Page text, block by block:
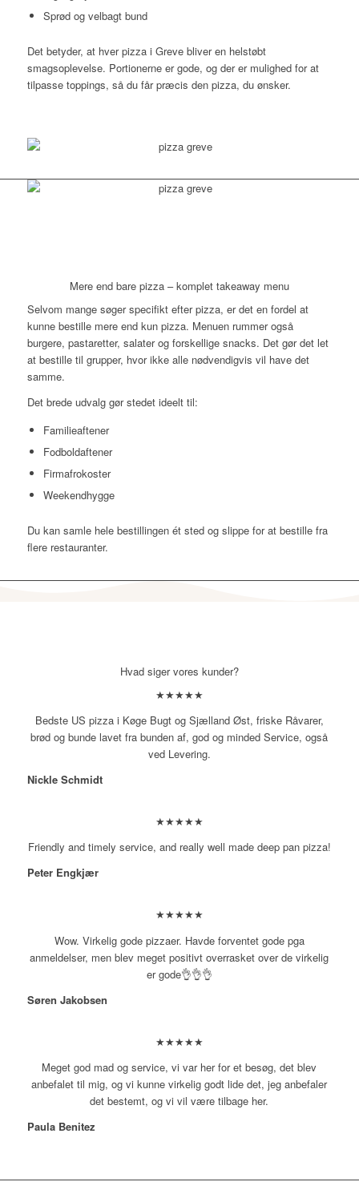
Sprød og velbagt bund
Det betyder, at hver pizza i Greve bliver en helstøbt
smagsoplevelse. Portionerne er gode, og der er mulighed for at
tilpasse toppings, så du får præcis den pizza, du ønsker.
Mere end bare pizza – komplet takeaway menu
Selvom mange søger specifikt efter pizza, er det en fordel at
kunne bestille mere end kun pizza. Menuen rummer også
burgere, pastaretter, salater og forskellige snacks. Det gør det let
at bestille til grupper, hvor ikke alle nødvendigvis vil have det
samme.
Det brede udvalg gør stedet ideelt til:
Familieaftener
Fodboldaftener
Firmafrokoster
Weekendhygge
Du kan samle hele bestillingen ét sted og slippe for at bestille fra
flere restauranter.
Hvad siger vores kunder?
★★★★★
Bedste US pizza i Køge Bugt og Sjælland Øst, friske Råvarer,
brød og bunde lavet fra bunden af, god og minded Service, også
ved Levering.
Nickle Schmidt
★★★★★
Friendly and timely service, and really well made deep pan pizza!
Peter Engkjær
★★★★★
Wow. Virkelig gode pizzaer. Havde forventet gode pga
anmeldelser, men blev meget positivt overrasket over de virkelig
er gode👌👌👌
Søren Jakobsen
★★★★★
Meget god mad og service, vi var her for et besøg, det blev
anbefalet til mig, og vi kunne virkelig godt lide det, jeg anbefaler
det bestemt, og vi vil være tilbage her.
Paula Benitez